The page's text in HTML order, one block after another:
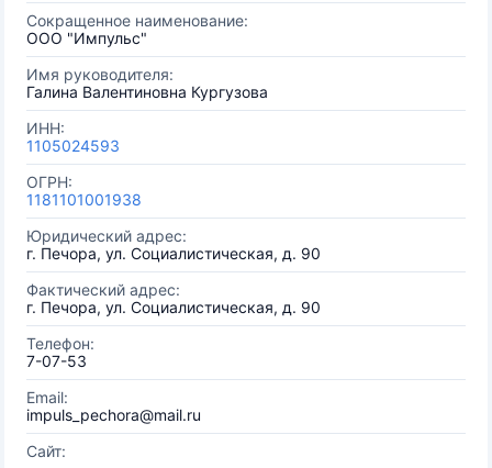
Сокращенное наименование:
ООО "Импульс"
Имя руководителя:
Галина Валентиновна Кургузова
ИНН:
1105024593
ОГРН:
1181101001938
Юридический адрес:
г. Печора, ул. Социалистическая, д. 90
Фактический адрес:
г. Печора, ул. Социалистическая, д. 90
Телефон:
7-07-53
Email:
impuls_pechora@mail.ru
Сайт: